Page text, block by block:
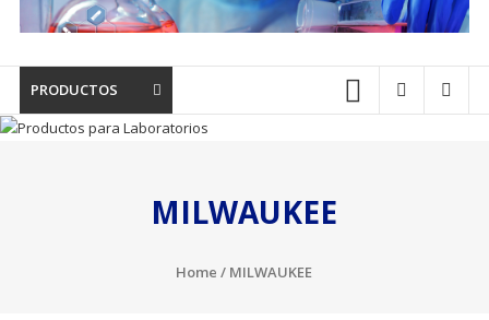
Educacionales.
PRODUCTOS
MILWAUKEE
Home / MILWAUKEE